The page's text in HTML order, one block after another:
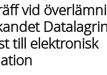
vid
till elektronisk